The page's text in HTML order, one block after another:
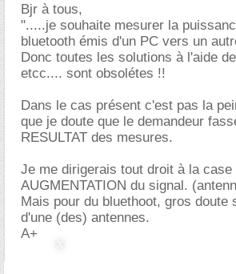
Bjr à tous,
".....je souhaite mesurer la
bluetooth émis d'un PC vers un
Donc toutes les solutions à l'aide
etcc.... sont obsolétes !!
Dans le cas présent c'est pas la
que je doute que le demandeur
RESULTAT des mesures.
Je me dirigerais tout droit à la
AUGMENTATION du signal.
Mais pour du bluethoot, gros doute
d'une (des) antennes.
A+